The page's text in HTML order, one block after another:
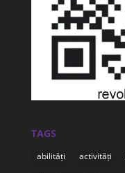
TAGS
abilități activități